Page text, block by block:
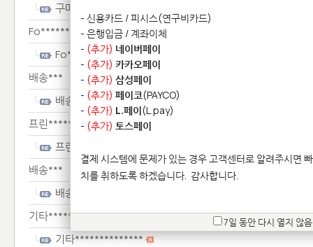
구매***
Fo********************
Fo********************
배송***
배송***
프린****************
프린****************
배송***
배송***
기타**************
기타**************
- 신용카드 / 피시스(연구비카드)
- 은행입금 / 계좌이체
- (추가) 네이버페이
- (추가) 카카오페이
- (추가) 삼성페이
- (추가) 페이코(PAYCO)
- (추가) L.페이(L.pay)
- (추가) 토스페이
결제 시스템에 문제가 있는 경우 고객센터로 알려주시면
치를 취하도록 하겠습니다. 감사합니다.
7일 동안 다시 열지 않음